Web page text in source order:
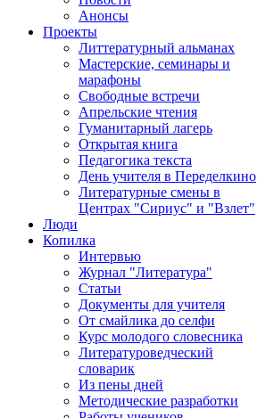
Анонсы
Проекты
Литтературный альманах
Мастерские, семинары и
марафоны
Свободные встречи
Апрельские чтения
Гуманитарный лагерь
Открытая книга
Педагогика текста
День учителя в Переделкино
Литературные смены в
Центрах "Сириус" и "Взлет"
Люди
Копилка
Интервью
Журнал "Литература"
Статьи
Документы для учителя
От смайлика до селфи
Курс молодого словесника
Литературоведческий
словарик
Из пены дней
Методические разработки